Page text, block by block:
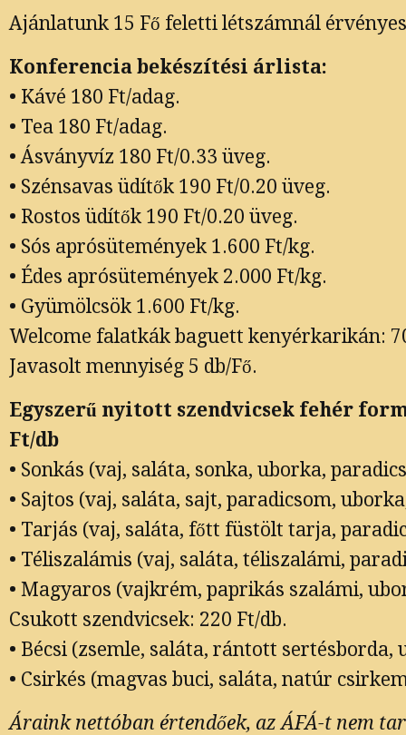
Ajánlatunk 15 Fő feletti létszámnál
Konferencia bekészítési árlista:
• Kávé 180 Ft/adag.
• Tea 180 Ft/adag.
• Ásványvíz 180 Ft/0.33 üveg.
• Szénsavas üdítők 190 Ft/0.20 üveg.
• Rostos üdítők 190 Ft/0.20 üveg.
• Sós aprósütemények 1.600 Ft/kg.
• Édes aprósütemények 2.000 Ft/kg.
• Gyümölcsök 1.600 Ft/kg.
Welcome falatkák baguett kenyérkarikán:
Javasolt mennyiség 5 db/Fő.
Egyszerű nyitott szendvicsek fehér
Ft/db
• Sonkás (vaj, saláta, sonka, uborka,
• Sajtos (vaj, saláta, sajt, paradicsom,
• Tarjás (vaj, saláta, főtt füstölt tarja,
• Téliszalámis (vaj, saláta, téliszalámi,
• Magyaros (vajkrém, paprikás szalámi,
Csukott szendvicsek: 220 Ft/db.
• Bécsi (zsemle, saláta, rántott sertésborda,
• Csirkés (magvas buci, saláta, natúr
Áraink nettóban értendőek, az ÁFÁ-t nem